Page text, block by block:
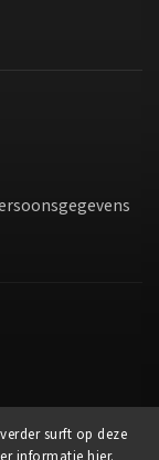
surft op deze